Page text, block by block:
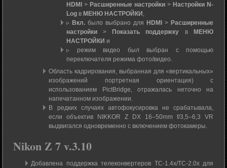
HDMI
> Расширенные настройки > Настройки N-
Log в МЕНЮ НАСТРОЙКИ ,
▹ Вкл. было выбрано для HDMI > Расширенные
настройки > Показать поддержку в
МЕНЮ
НАСТРОЙКИ и
▹ режим видео был выбран с помощью
переключателя режима фото/видео.
Область кадрирования, выбранная для «вертикальных»
изображений портретная ориентация) с
использованием PictBridge, отражалась неточно на
напечатанном изображении.
В редких случаях автофокусировка не срабатывала,
если объектив NIKKOR Z DX 16–50mm f/3,5–6,3 VR
выдвигался одновременно с включением фотокамеры.
Nikon Z 7 v.3.10
Добавлена поддержка телеконвертеров TC-1.4x/TC-2.0x для